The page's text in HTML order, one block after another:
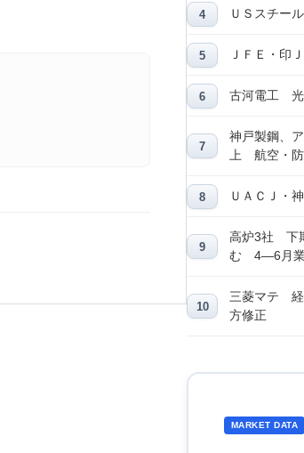
ＵＳスチー
ＪＦＥ・印
古河電工 光
神戸製鋼、
上 航空・
ＵＡＣＪ・
高炉3社 下
む 4―6月業
三菱マテ 経
方修正
MARKET DATA